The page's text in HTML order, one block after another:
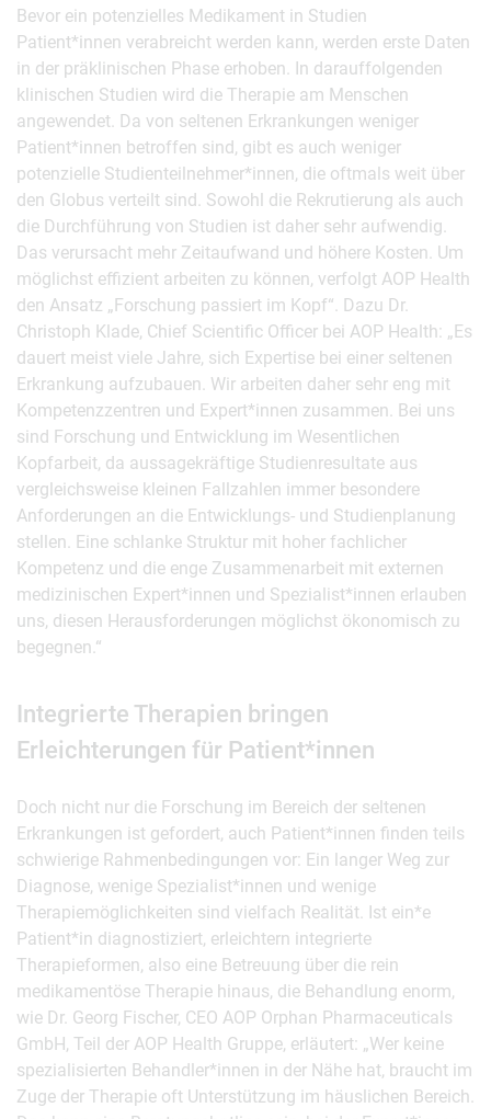
Bevor ein potenzielles Medikament in Studien
Patient*innen verabreicht werden kann, werden erste Daten
in der präklinischen Phase erhoben. In darauffolgenden
klinischen Studien wird die Therapie am Menschen
angewendet. Da von seltenen Erkrankungen weniger
Patient*innen betroffen sind, gibt es auch weniger
potenzielle Studienteilnehmer*innen, die oftmals weit über
den Globus verteilt sind. Sowohl die Rekrutierung als auch
die Durchführung von Studien ist daher sehr aufwendig.
Das verursacht mehr Zeitaufwand und höhere Kosten. Um
möglichst effizient arbeiten zu können, verfolgt AOP Health
den Ansatz „Forschung passiert im Kopf“. Dazu Dr.
Christoph Klade, Chief Scientific Officer bei AOP Health: „Es
dauert meist viele Jahre, sich Expertise bei einer seltenen
Erkrankung aufzubauen. Wir arbeiten daher sehr eng mit
Kompetenzzentren und Expert*innen zusammen. Bei uns
sind Forschung und Entwicklung im Wesentlichen
Kopfarbeit, da aussagekräftige Studienresultate aus
vergleichsweise kleinen Fallzahlen immer besondere
Anforderungen an die Entwicklungs- und Studienplanung
stellen. Eine schlanke Struktur mit hoher fachlicher
Kompetenz und die enge Zusammenarbeit mit externen
medizinischen Expert*innen und Spezialist*innen erlauben
uns, diesen Herausforderungen möglichst ökonomisch zu
begegnen.“
Integrierte Therapien bringen
Erleichterungen für Patient*innen
Doch nicht nur die Forschung im Bereich der seltenen
Erkrankungen ist gefordert, auch Patient*innen finden teils
schwierige Rahmenbedingungen vor: Ein langer Weg zur
Diagnose, wenige Spezialist*innen und wenige
Therapiemöglichkeiten sind vielfach Realität. Ist ein*e
Patient*in diagnostiziert, erleichtern integrierte
Therapieformen, also eine Betreuung über die rein
medikamentöse Therapie hinaus, die Behandlung enorm,
wie Dr. Georg Fischer, CEO AOP Orphan Pharmaceuticals
GmbH, Teil der AOP Health Gruppe, erläutert: „Wer keine
spezialisierten Behandler*innen in der Nähe hat, braucht im
Zuge der Therapie oft Unterstützung im häuslichen Bereich.